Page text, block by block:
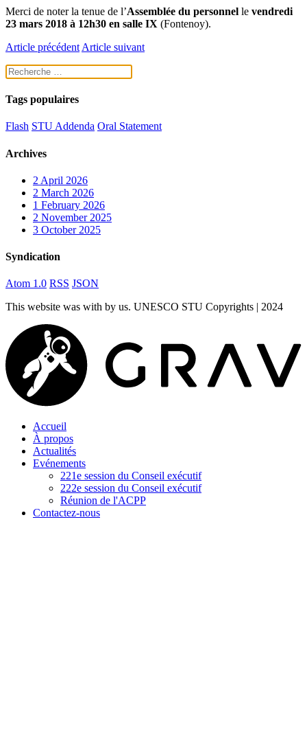
Merci de noter la tenue de l’Assemblée du personnel le vendredi
23 mars 2018 à 12h30 en salle IX (Fontenoy).
Article précédent Article suivant
Tags populaires
Flash STU Addenda Oral Statement
Archives
2 April 2026
2 March 2026
1 February 2026
2 November 2025
3 October 2025
Syndication
Atom 1.0 RSS JSON
This website was with by us. UNESCO STU Copyrights | 2024
Accueil
À propos
Actualités
Evénements
221e session du Conseil exécutif
222e session du Conseil exécutif
Réunion de l'ACPP
Contactez-nous